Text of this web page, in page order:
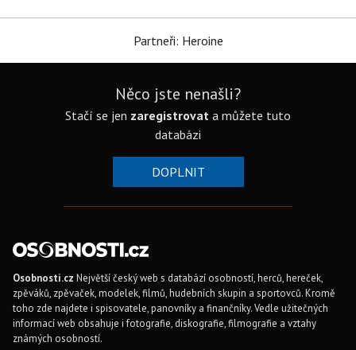
Partneři: Heroine
Něco jste nenašli?
Stačí se jen zaregistrovat a můžete tuto
databázi
DOPLNIT
Osobnosti.cz Největší český web s databází osobností, herců, hereček,
zpěváků, zpěvaček, modelek, filmů, hudebních skupin a sportovců. Kromě
toho zde najdete i spisovatele, panovníky a finančníky. Vedle užitečných
informací web obsahuje i fotografie, diskografie, filmografie a vztahy
známých osobností.